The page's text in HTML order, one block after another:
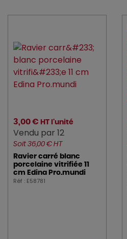
3,00 € HT l'unité
Vendu par 12
Soit 36,00 € HT
Ravier carré blanc
porcelaine vitrifiée 11
cm Edina Pro.mundi
Réf : E58781